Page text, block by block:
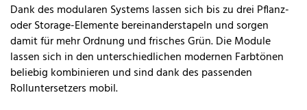
Dank des modularen Systems lassen sich bis zu drei Pflanz-
oder Storage-Elemente bereinanderstapeln und sorgen
damit für mehr Ordnung und frisches Grün. Die Module
lassen sich in den unterschiedlichen modernen Farbtönen
beliebig kombinieren und sind dank des passenden
Rolluntersetzers mobil.